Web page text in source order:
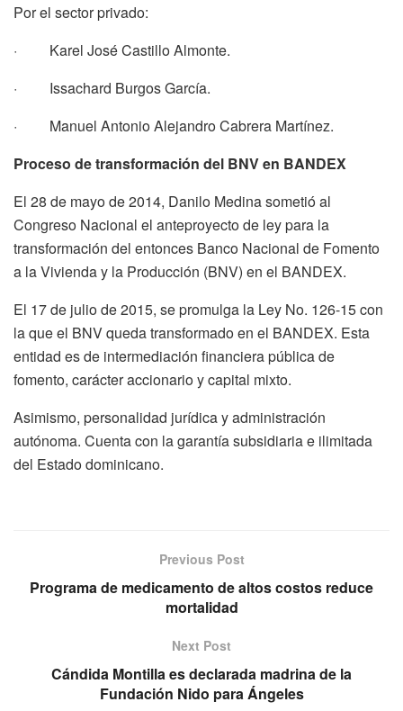
Por el sector privado:
· Karel José Castillo Almonte.
· Issachard Burgos García.
· Manuel Antonio Alejandro Cabrera Martínez.
Proceso de transformación del BNV en BANDEX
El 28 de mayo de 2014, Danilo Medina sometió al
Congreso Nacional el anteproyecto de ley para la
transformación del entonces Banco Nacional de Fomento
a la Vivienda y la Producción (BNV) en el BANDEX.
El 17 de julio de 2015, se promulga la Ley No. 126-15 con
la que el BNV queda transformado en el BANDEX. Esta
entidad es de intermediación financiera pública de
fomento, carácter accionario y capital mixto.
Asimismo, personalidad jurídica y administración
autónoma. Cuenta con la garantía subsidiaria e ilimitada
del Estado dominicano.
Previous Post
Programa de medicamento de altos costos reduce
mortalidad
Next Post
Cándida Montilla es declarada madrina de la
Fundación Nido para Ángeles